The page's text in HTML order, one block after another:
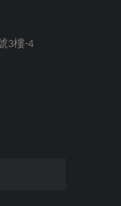
3樓-4